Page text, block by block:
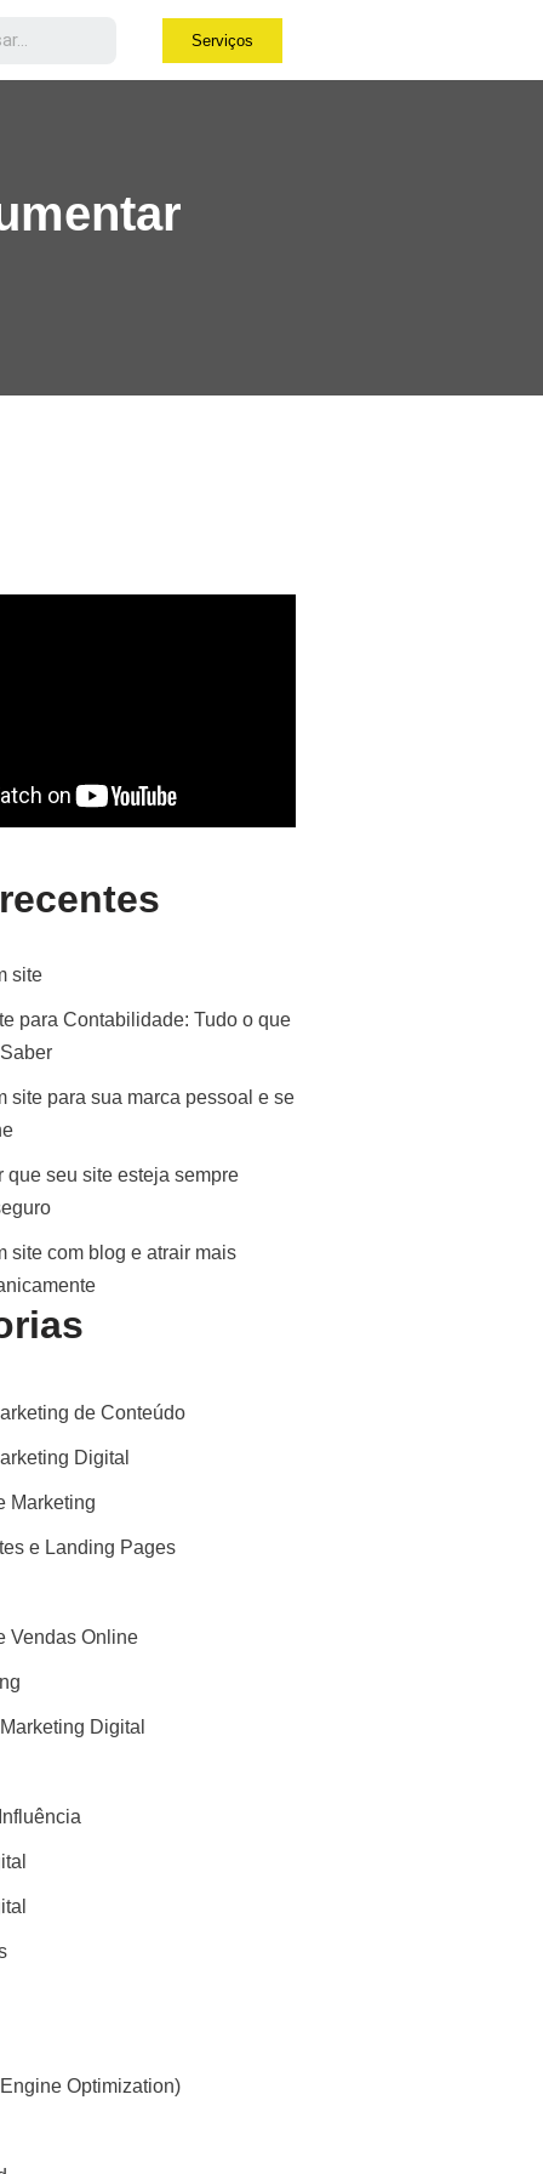
Serviços
site
para Contabilidade: Tudo o que
site para sua marca pessoal e se
que seu site esteja sempre
site com blog e atrair mais
de Conteúdo
Digital
Marketing
e Landing Pages
Vendas Online
Digital
Optimization)